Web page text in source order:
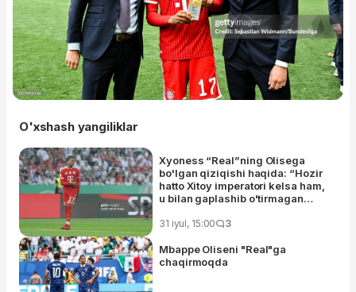
O'xshash yangiliklar
Xyoness “Real”ning Olisega
bo'lgan qiziqishi haqida: “Hozir
hatto Xitoy imperatori kelsa ham,
u bilan gaplashib o'tirmagan
31 iyul, 15:00 3
Mbappe Oliseni "Real"ga
chaqirmoqda